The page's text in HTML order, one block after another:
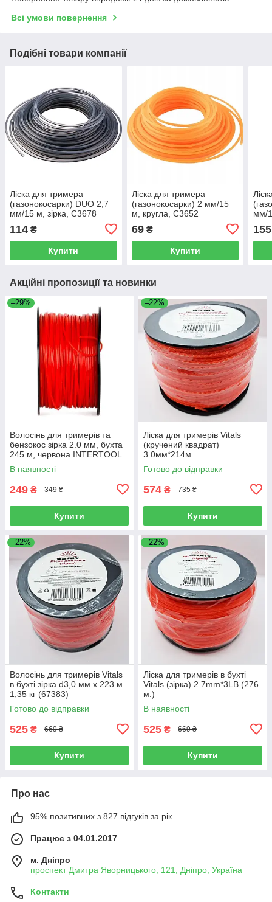
Всі умови повернення
Подібні товари компанії
Ліска для тримера
(газонокосарки) DUO 2,7
мм/15 м, зірка, C3678
114 ₴
Купити
Ліска для тримера
(газонокосарки) 2 мм/15
м, кругла, C3652
69₴
Купити
мм/
155
Акційні пропозиції та новинки
–29%
Волосінь для тримерів та
бензокос зірка 2.0 мм, бухта
245 м, червона INTERTOOL
DT-2271
В наявності
249 ₴ 349 ₴
Купити
–22%
Ліска для тримерів Vitals
(кручений квадрат)
3.0мм*214м
Готово до відправки
574 ₴ 735 ₴
Купити
–22%
Волосінь для тримерів Vitals
в бухті зірка d3,0 мм x 223 м
1,35 кг (67383)
Готово до відправки
525 ₴ 669 ₴
Купити
–22%
Ліска для тримерів в бухті
Vitals (зiрка) 2.7mm*3LB (276
м.)
В наявності
525 ₴ 669 ₴
Купити
Про нас
95% позитивних з 827 відгуків за рік
Працює з 04.01.2017
м. Дніпро
проспект Дмитра Яворницького, 121, Дніпро, Україна
Контакти